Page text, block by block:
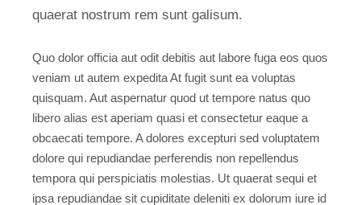
quaerat nostrum rem sunt galisum.
Quo dolor officia aut odit debitis aut labore fuga eos quos
veniam ut autem expedita At fugit sunt ea voluptas
quisquam. Aut aspernatur quod ut tempore natus quo
libero alias est aperiam quasi et consectetur eaque a
obcaecati tempore. A dolores excepturi sed voluptatem
dolore qui repudiandae perferendis non repellendus
tempora qui perspiciatis molestias. Ut quaerat sequi et
ipsa repudiandae sit cupiditate deleniti ex dolorum iure id